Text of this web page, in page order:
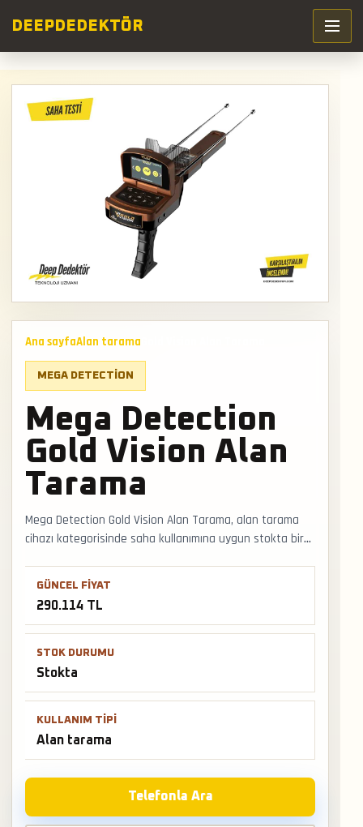
DEEP DEDEKTÖR
Ana sayfaAlan tarama
MEGA DETECTION
Mega Detection
Gold Vision Alan
Tarama
Mega Detection Gold Vision Alan Tarama, alan tarama
cihazı kategorisinde saha kullanımına uygun stokta bir
beklentisi ve doğrulama yöntemi cihazın gerçek kullanım
mağazadan teslimat desteğiyle satış ve teslimat
desteği hızlıca alınabilir.
GÜNCEL FIYAT
290.114 TL
STOK DURUMU
Stokta
KULLANIM TIPI
Alan tarama
Telefonla Ara